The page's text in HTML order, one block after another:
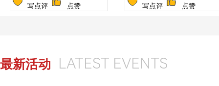
写点评 点赞 写点评 点赞
最新活动 LATEST EVENTS